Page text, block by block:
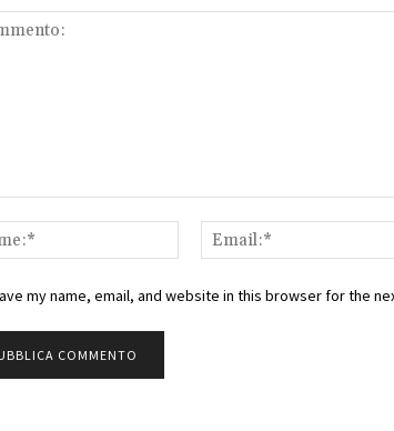
Nome:*
my name, email, and website in this browser for the